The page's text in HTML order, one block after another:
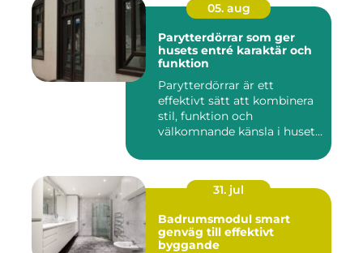
05. aug
Parytterdörrar som ger
husets entré karaktär och
funktion
Parytterdörrar är ett
effektivt sätt att kombinera
stil, funktion och
välkomnande känsla i husets
31. jul
Badrumsmodul smart
genväg till effektivt
byggande